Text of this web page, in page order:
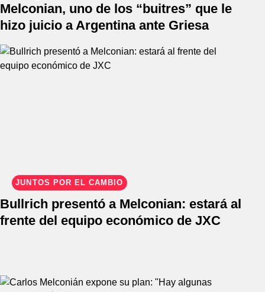
Melconian, uno de los “buitres” que le
hizo juicio a Argentina ante Griesa
JUNTOS POR EL CAMBIO
Bullrich presentó a Melconian: estará al
frente del equipo económico de JXC